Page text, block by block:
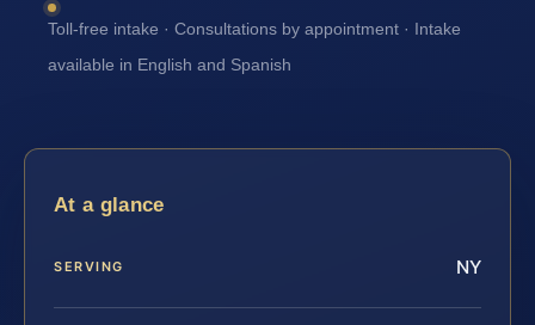
Toll-free intake · Consultations by appointment · Intake
available in English and Spanish
At a glance
SERVING NY